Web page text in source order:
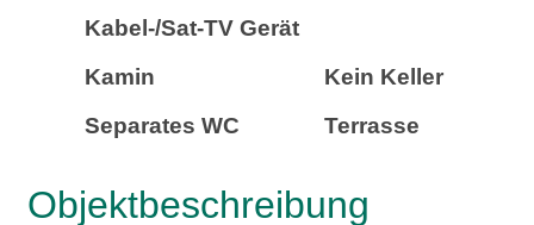
Kabel-/Sat-TV Gerät
Kamin
Kein Keller
Separates WC
Terrasse
Objekt­beschreibung